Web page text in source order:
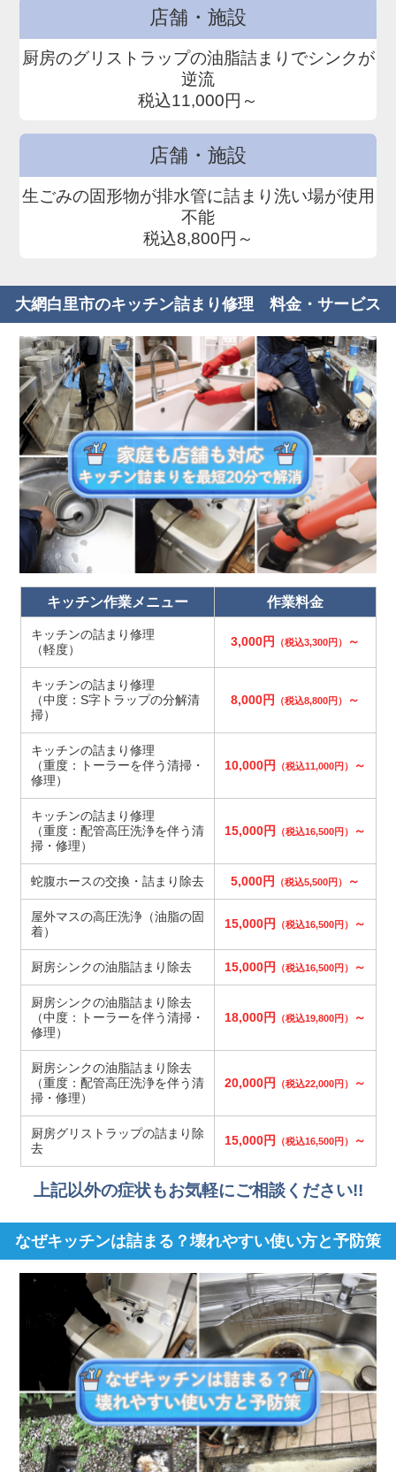
店舗・施設
厨房のグリストラップの油脂詰まりでシンクが
逆流
税込11,000円～
店舗・施設
生ごみの固形物が排水管に詰まり洗い場が使用
不能
税込8,800円～
大網白里市のキッチン詰まり修理 料金・サービス
キッチン作業メニュー 作業料金
キッチンの詰まり修理
（軽度）
3,000円 （税込3,300円） ～
キッチンの詰まり修理
（中度：S字トラップの分解清
掃）
8,000円 （税込8,800円） ～
キッチンの詰まり修理
（重度：トーラーを伴う清掃・
修理）
10,000円 （税込11,000円） ～
キッチンの詰まり修理
（重度：配管高圧洗浄を伴う清
掃・修理）
15,000円 （税込16,500円） ～
蛇腹ホースの交換・詰まり除去 5,000円 （税込5,500円） ～
屋外マスの高圧洗浄（油脂の固
着）
15,000円 （税込16,500円） ～
厨房シンクの油脂詰まり除去 15,000円 （税込16,500円） ～
厨房シンクの油脂詰まり除去
（中度：トーラーを伴う清掃・
修理）
18,000円 （税込19,800円） ～
厨房シンクの油脂詰まり除去
（重度：配管高圧洗浄を伴う清
掃・修理）
20,000円 （税込22,000円） ～
厨房グリストラップの詰まり除
去
15,000円 （税込16,500円） ～
上記以外の症状もお気軽にご相談ください!!
なぜキッチンは詰まる？壊れやすい使い方と予防策